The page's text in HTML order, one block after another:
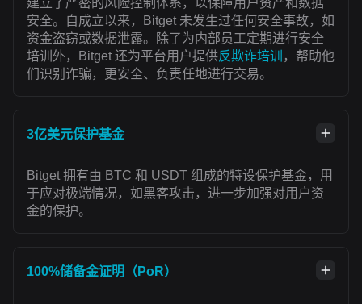
安全。自成立以来，Bitget 未发生过任何安全事故，如
资金盗窃或数据泄露。除了为内部员工定期进行安全
培训外，Bitget 还为平台用户提供反欺诈培训
，帮助他
们识别诈骗，更安全、负责任地进行交易。
3亿美元保护基金
Bitget 拥有由 BTC 和 USDT 组成的特设保护基金，用
于应对极端情况，如黑客攻击，进一步加强对用户资
金的保护。
100%储备金证明（PoR）